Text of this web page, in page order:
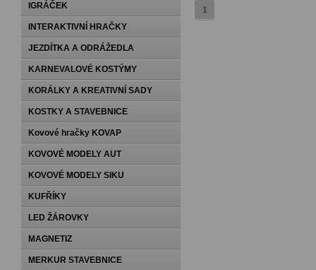
IGRÁČEK
INTERAKTIVNÍ HRAČKY
JEZDÍTKA A ODRÁŽEDLA
KARNEVALOVÉ KOSTÝMY
KORÁLKY A KREATIVNÍ SADY
KOSTKY A STAVEBNICE
Kovové hračky KOVAP
KOVOVÉ MODELY AUT
KOVOVÉ MODELY SIKU
KUFŘÍKY
LED ŽÁROVKY
MAGNETIZ
MERKUR STAVEBNICE
1